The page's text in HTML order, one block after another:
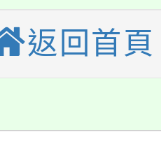
學年度學生
115學年度第
師甄選結果(
學年度第
師甄選結果(
化大學推廣
返回首頁